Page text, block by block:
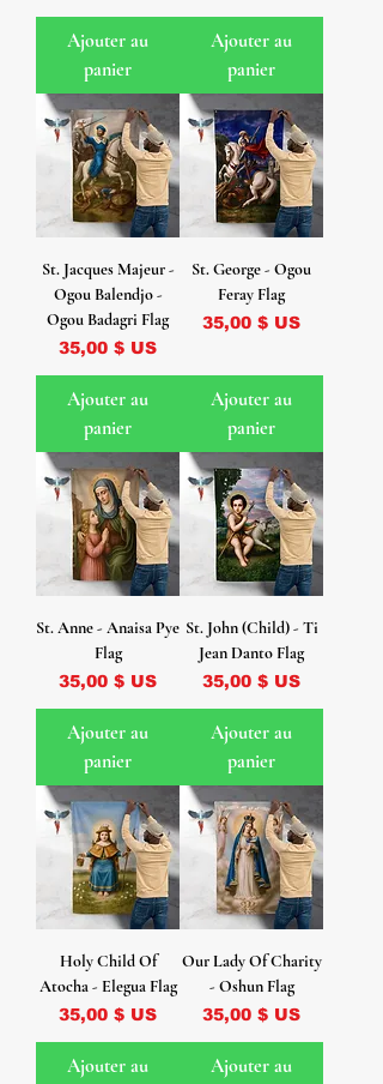
Ajouter au
panier
Ajouter au
panier
St. Jacques Majeur -
Ogou Balendjo -
Ogou Badagri Flag
Prix
35,00 $ US
Ajouter au
panier
St. George - Ogou
Feray Flag
Prix
35,00 $ US
Ajouter au
panier
St. Anne - Anaisa Pye
Flag
Prix
35,00 $ US
Ajouter au
panier
St. John (Child) - Ti
Jean Danto Flag
Prix
35,00 $ US
Ajouter au
panier
Holy Child Of
Atocha - Elegua Flag
Prix
35,00 $ US
Ajouter au
Our Lady Of Charity
- Oshun Flag
Prix
35,00 $ US
Ajouter au